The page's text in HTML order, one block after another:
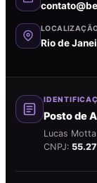
Rio de
Posto de
Lucas
CNPJ: